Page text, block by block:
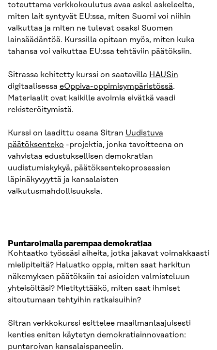
toteuttama verkkokoulutus avaa askel askeleelta,
miten lait syntyvät EU:ssa, miten Suomi voi niihin
vaikuttaa ja miten ne tulevat osaksi Suomen
lainsäädäntöä. Kurssilla opitaan myös, miten kuka
tahansa voi vaikuttaa EU:ssa tehtäviin päätöksiin.
Sitrassa kehitetty kurssi on saatavilla HAUSin
digitaalisessa eOppiva-oppimisympäristössä.
Materiaalit ovat kaikille avoimia eivätkä vaadi
rekisteröitymistä.
Kurssi on laadittu osana Sitran Uudistuva
päätöksenteko -projektia, jonka tavoitteena on
vahvistaa edustuksellisen demokratian
uudistumiskykyä, päätöksentekoprosessien
läpinäkyvyyttä ja kansalaisten
vaikutusmahdollisuuksia.
Puntaroimalla parempaa demokratiaa
Kohtaatko työssäsi aiheita, jotka jakavat voimakkaasti
mielipiteitä? Haluatko oppia, miten saat harkitun
näkemyksen päätöksiin tai asioiden valmisteluun
yhteisöltäsi? Mietityttääkö, miten saat ihmiset
sitoutumaan tehtyihin ratkaisuihin?
Sitran verkkokurssi esittelee maailmanlaajuisesti
kenties eniten käytetyn demokratiainnovaation:
puntaroivan kansalaispaneelin.